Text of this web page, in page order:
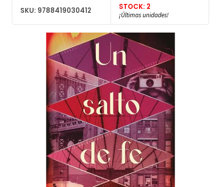
SKU: 9788419030412 STOCK: 2
¡Últimas unidades!